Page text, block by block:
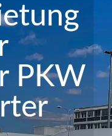
PKW